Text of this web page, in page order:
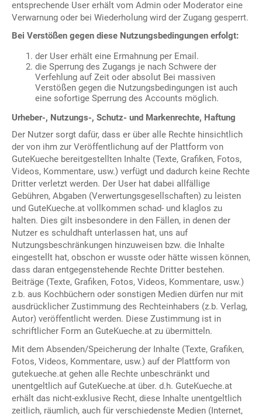
entsprechende User erhält vom Admin oder Moderator eine
Verwarnung oder bei Wiederholung wird der Zugang gesperrt.
Bei Verstößen gegen diese Nutzungsbedingungen erfolgt:
der User erhält eine Ermahnung per Email.
die Sperrung des Zugangs je nach Schwere der
Verfehlung auf Zeit oder absolut Bei massiven
Verstößen gegen die Nutzungsbedingungen ist auch
eine sofortige Sperrung des Accounts möglich.
Urheber-, Nutzungs-, Schutz- und Markenrechte, Haftung
Der Nutzer sorgt dafür, dass er über alle Rechte hinsichtlich
der von ihm zur Veröffentlichung auf der Plattform von
GuteKueche bereitgestellten Inhalte (Texte, Grafiken, Fotos,
Videos, Kommentare, usw.) verfügt und dadurch keine Rechte
Dritter verletzt werden. Der User hat dabei allfällige
Gebühren, Abgaben (Verwertungsgesellschaften) zu leisten
und GuteKueche.at vollkommen schad- und klaglos zu
halten. Dies gilt insbesondere in den Fällen, in denen der
Nutzer es schuldhaft unterlassen hat, uns auf
Nutzungsbeschränkungen hinzuweisen bzw. die Inhalte
eingestellt hat, obschon er wusste oder hätte wissen können,
dass daran entgegenstehende Rechte Dritter bestehen.
Beiträge (Texte, Grafiken, Fotos, Videos, Kommentare, usw.)
z.b. aus Kochbüchern oder sonstigen Medien dürfen nur mit
ausdrücklicher Zustimmung des Rechteinhabers (z.b. Verlag,
Autor) veröffentlicht werden. Diese Zustimmung ist in
schriftlicher Form an GuteKueche.at zu übermitteln.
Mit dem Absenden/Speicherung der Inhalte (Texte, Grafiken,
Fotos, Videos, Kommentare, usw.) auf der Plattform von
gutekueche.at gehen alle Rechte unbeschränkt und
unentgeltlich auf GuteKueche.at über. d.h. GuteKueche.at
erhält das nicht-exklusive Recht, diese Inhalte unentgeltlich
zeitlich, räumlich, auch für verschiedenste Medien (Internet,